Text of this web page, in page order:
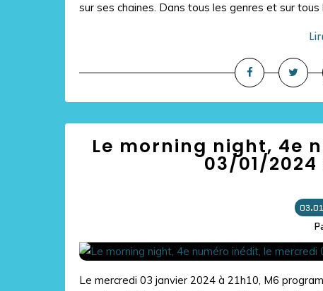
sur ses chaines. Dans tous les genres et sur tous
Le morning night, 4e
03/01/2024
Le mercredi 03 janvier 2024 à 21h10, M6